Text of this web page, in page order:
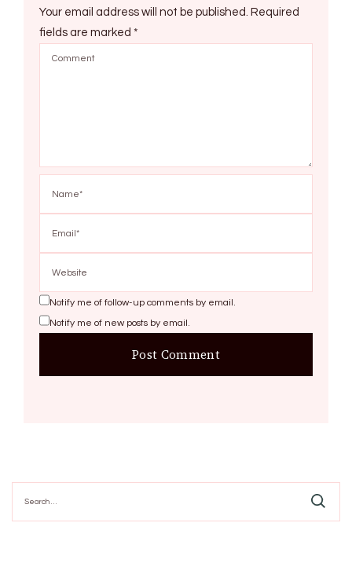
Your email address will not be published.
Required
fields are marked *
Notify me of follow-up comments by email.
Notify me of new posts by email.
for: